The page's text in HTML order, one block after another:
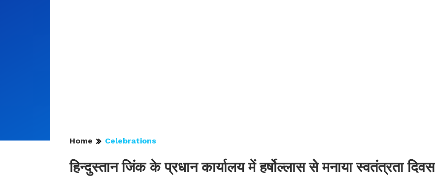
Home Celebrations
हिन्दुस्तान जिंक के प्रधान कार्यालय में हर्षोल्लास से मनाया स्वतंत्रता दिवस